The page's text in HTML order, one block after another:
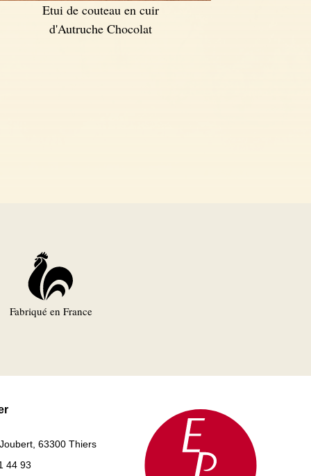
Etui de couteau en cuir
d'Autruche Chocolat
Fabriqué en France
63300 Thiers
44 93